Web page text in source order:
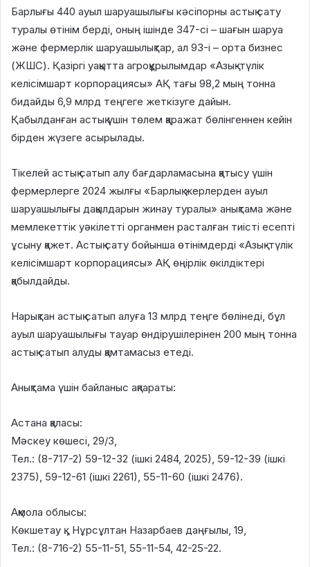
Барлығы 440 ауыл шаруашылығы кәсіпорны астық сату
туралы өтінім берді, оның ішінде 347-сі – шағын шаруа
және фермерлік шаруашылықтар, ал 93-і – орта бизнес
(ЖШС). Қазіргі уақытта агроқұрылымдар «Азық-түлік
келісімшарт корпорациясы» АҚ тағы 98,2 мың тонна
бидайды 6,9 млрд теңгеге жеткізуге дайын.
Қабылданған астық үшін төлем қаражат бөлінгеннен кейін
бірден жүзеге асырылады.
Тікелей астық сатып алу бағдарламасына қатысу үшін
фермерлерге 2024 жылғы «Барлық жерлерден ауыл
шаруашылығы дақылдарын жинау туралы» анықтама және
мемлекеттік уәкілетті органмен расталған тиісті есепті
ұсыну қажет. Астық сату бойынша өтінімдерді «Азық-түлік
келісімшарт корпорациясы» АҚ өңірлік өкілдіктері
қабылдайды.
Нарықтан астық сатып алуға 13 млрд теңге бөлінеді, бұл
ауыл шаруашылығы тауар өндірушілерінен 200 мың тонна
астық сатып алуды қамтамасыз етеді.
Анықтама үшін байланыс ақпараты:
Астана қаласы:
Мәскеу көшесі, 29/3,
Тел.: (8-717-2) 59-12-32 (ішкі 2484, 2025), 59-12-39 (ішкі
2375), 59-12-61 (ішкі 2261), 55-11-60 (ішкі 2476).
Ақмола облысы:
Көкшетау қ., Нұрсұлтан Назарбаев даңғылы, 19,
Тел.: (8-716-2) 55-11-51, 55-11-54, 42-25-22.